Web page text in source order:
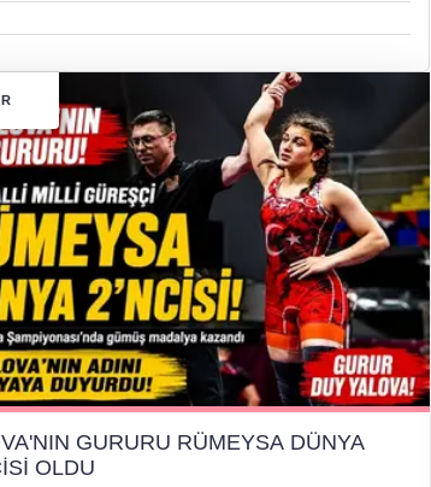
GURURU RÜMEYSA DÜNYA
OLDU